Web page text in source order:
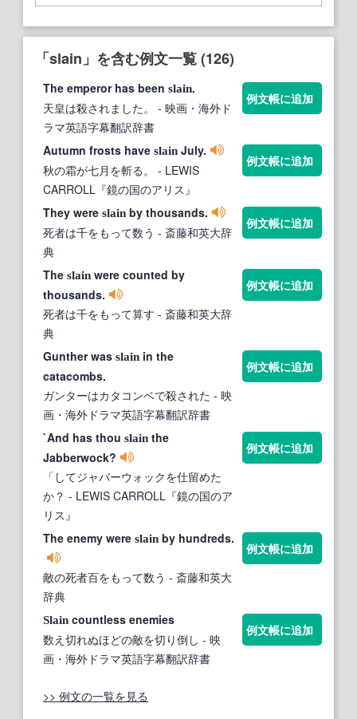
「slain」を含む例文一覧 (126)
The emperor has been slain.
天皇は殺されました。
- 映画・海外ド
ラマ英語字幕翻訳辞書
例文帳に追加
Autumn frosts have slain July.
秋の霜が七月を斬る。
- LEWIS
CARROLL『鏡の国のアリス』
例文帳に追加
They were slain by thousands.
死者は千をもって数う - 斎藤和英大辞
典
例文帳に追加
The slain were counted by
thousands.
死者は千をもって算す - 斎藤和英大辞
典
例文帳に追加
Gunther was slain in the
catacombs.
ガンターはカタコンベで殺された - 映
画・海外ドラマ英語字幕翻訳辞書
例文帳に追加
`And has thou slain the
Jabberwock?
「してジャバーウォックを仕留めた
か？ - LEWIS CARROLL『鏡の国のア
リス』
例文帳に追加
The enemy were slain by hundreds.
敵の死者百をもって数う - 斎藤和英大
辞典
例文帳に追加
Slain countless enemies
数え切れぬほどの敵を切り倒し - 映
画・海外ドラマ英語字幕翻訳辞書
例文帳に追加
>> 例文の一覧を見る